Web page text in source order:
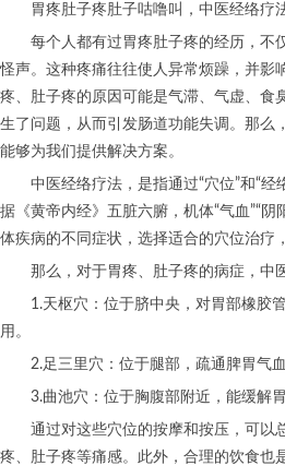
胃疼肚子疼肚子咕噜叫，中医经络疗法
每个人都有过胃疼肚子疼的经历，不
怪声。这种疼痛往往使人异常烦躁，并影
疼、肚子疼的原因可能是气滞、气虚、食
生了问题，从而引发肠道功能失调。那么
能够为我们提供解决方案。
中医经络疗法，是指通过“穴位”和“经
据《黄帝内经》五脏六腑，机体“气血”“阴
体疾病的不同症状，选择适合的穴位治疗
那么，对于胃疼、肚子疼的病症，中医
1.天枢穴：位于脐中央，对胃部橡胶管
用。
2.足三里穴：位于腿部，疏通脾胃气血
3.曲池穴：位于胸腹部附近，能缓解胃
通过对这些穴位的按摩和按压，可以
疼、肚子疼等痛感。此外，合理的饮食也